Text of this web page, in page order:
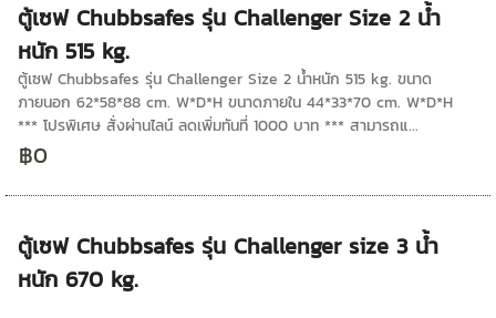
ตู้เซฟ Chubbsafes รุ่น Challenger Size 2 น้ำ
หนัก 515 kg.
ตู้เซฟ Chubbsafes รุ่น Challenger Size 2 น้ำหนัก 515 kg. ขนาด
ภายนอก 62*58*88 cm. W*D*H ขนาดภายใน 44*33*70 cm. W*D*H
*** โปรพิเศษ สั่งผ่านไลน์ ลดเพิ่มทันที่ 1000 บาท *** สามารถแ...
฿0
ตู้เซฟ Chubbsafes รุ่น Challenger size 3 น้ำ
หนัก 670 kg.